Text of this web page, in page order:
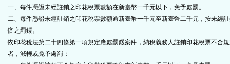
一、每件憑證未經註銷之印花稅票數額在新臺幣一千元以下，免予處罰。
二、每件憑證未經註銷之印花稅票數額逾新臺幣一千元至新臺幣二千元，按未經
倍之罰鍰。
依印花稅法第二十四條第一項規定應處罰鍰案件，納稅義務人註銷印花稅票不合
者，減輕或免予處罰：